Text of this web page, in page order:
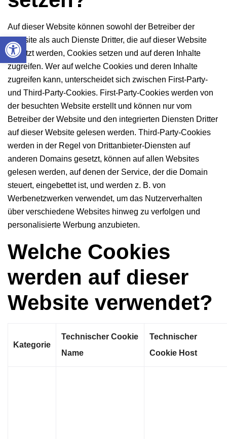
Werkzeugleiste öffnen
Auf dieser Website können sowohl der Betreiber der
Website als auch Dienste Dritter, die auf dieser Website
genutzt werden, Cookies setzen und auf deren Inhalte
zugreifen. Wer auf welche Cookies und deren Inhalte
zugreifen kann, unterscheidet sich zwischen First-Party-
und Third-Party-Cookies. First-Party-Cookies werden von
der besuchten Website erstellt und können nur vom
Betreiber der Website und den integrierten Diensten Dritter
auf dieser Website gelesen werden. Third-Party-Cookies
werden in der Regel von Drittanbieter-Diensten auf
anderen Domains gesetzt, können auf allen Websites
gelesen werden, auf denen der Service, der die Domain
steuert, eingebettet ist, und werden z. B. von
Werbenetzwerken verwendet, um das Nutzerverhalten
über verschiedene Websites hinweg zu verfolgen und
personalisierte Werbung anzubieten.
Welche Cookies
werden auf dieser
Website verwendet?
Kategorie
Technischer Cookie
Name
Technischer
Cookie Host